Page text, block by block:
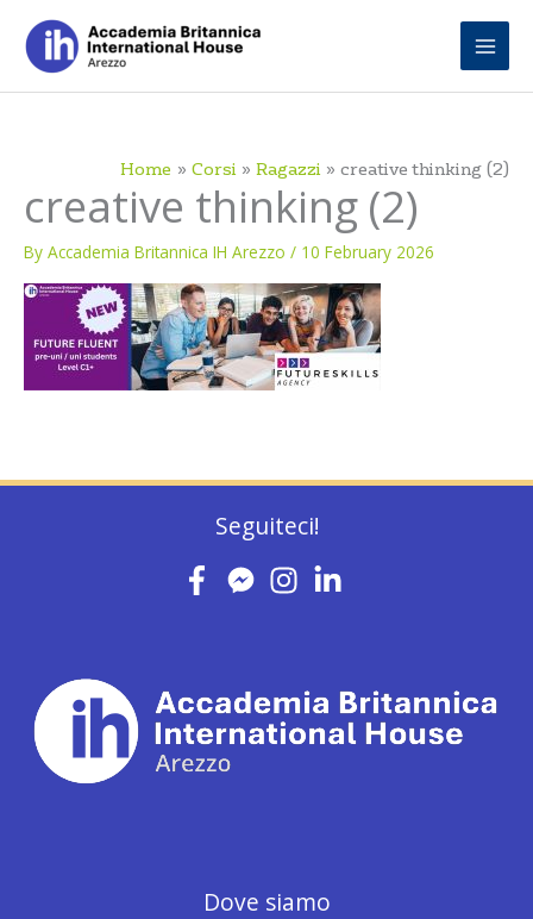
content
Home Corsi Ragazzi creative thinking (2)
creative thinking (2)
By Accademia Britannica IH Arezzo / 10 February 2026
Seguiteci!
Dove siamo